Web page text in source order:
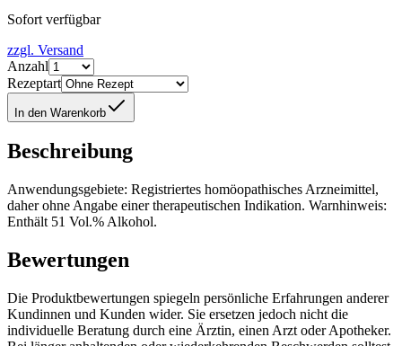
Sofort verfügbar
zzgl. Versand
Anzahl
Rezeptart
In den Warenkorb
Beschreibung
Anwendungsgebiete: Registriertes homöopathisches Arzneimittel,
daher ohne Angabe einer therapeutischen Indikation. Warnhinweis:
Enthält 51 Vol.% Alkohol.
Bewertungen
Die Produktbewertungen spiegeln persönliche Erfahrungen anderer
Kundinnen und Kunden wider. Sie ersetzen jedoch nicht die
individuelle Beratung durch eine Ärztin, einen Arzt oder Apotheker.